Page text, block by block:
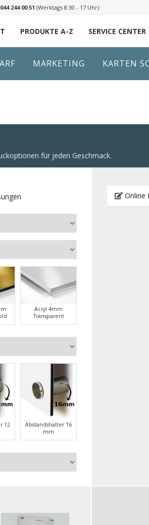
044 244 00 51 (Werktags 8:30 - 17 Uhr)
PRODUKTE A-Z SERVICE CENTER
MARKETING KARTEN
für jeden Geschmack.
Acryl 4mm
Transparent
12
Abstandshalter 16
mm
Online